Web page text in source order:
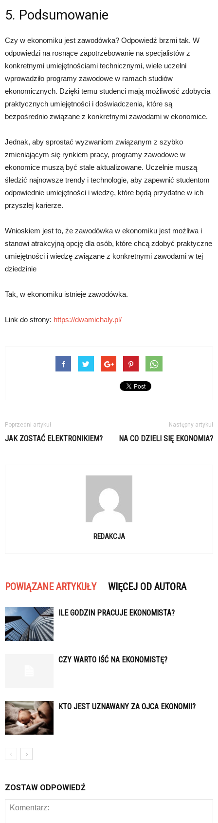
5. Podsumowanie
Czy w ekonomiku jest zawodówka? Odpowiedź brzmi tak. W
odpowiedzi na rosnące zapotrzebowanie na specjalistów z
konkretnymi umiejętnościami technicznymi, wiele uczelni
wprowadziło programy zawodowe w ramach studiów
ekonomicznych. Dzięki temu studenci mają możliwość zdobycia
praktycznych umiejętności i doświadczenia, które są
bezpośrednio związane z konkretnymi zawodami w ekonomice.
Jednak, aby sprostać wyzwaniom związanym z szybko
zmieniającym się rynkiem pracy, programy zawodowe w
ekonomice muszą być stale aktualizowane. Uczelnie muszą
śledzić najnowsze trendy i technologie, aby zapewnić studentom
odpowiednie umiejętności i wiedzę, które będą przydatne w ich
przyszłej karierze.
Wnioskiem jest to, że zawodówka w ekonomiku jest możliwa i
stanowi atrakcyjną opcję dla osób, które chcą zdobyć praktyczne
umiejętności i wiedzę związane z konkretnymi zawodami w tej
dziedzinie
Tak, w ekonomiku istnieje zawodówka.
Link do strony: https://dwamichaly.pl/
Poprzedni artykuł
JAK ZOSTAĆ ELEKTRONIKIEM?
Następny artykuł
NA CO DZIELI SIĘ EKONOMIA?
REDAKCJA
POWIĄZANE ARTYKUŁY WIĘCEJ OD AUTORA
ILE GODZIN PRACUJE EKONOMISTA?
CZY WARTO IŚĆ NA EKONOMISTĘ?
KTO JEST UZNAWANY ZA OJCA EKONOMII?
ZOSTAW ODPOWIEDŹ